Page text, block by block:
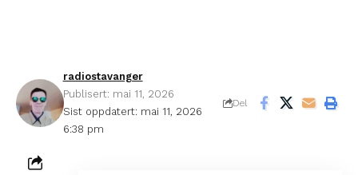
Sist oppdatert: mai 11, 2026
6:38 pm
radiostavanger
Publisert: mai 11, 2026
Del